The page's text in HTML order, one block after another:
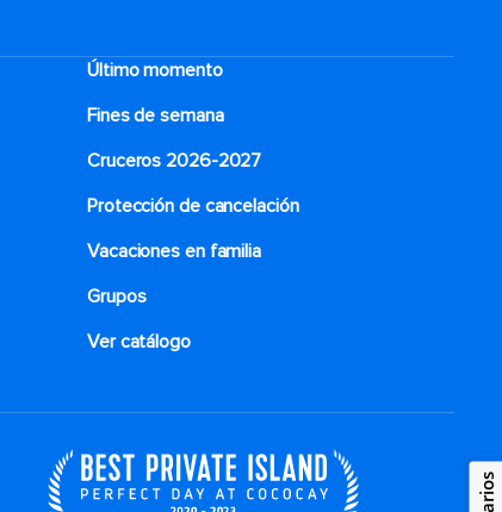
Último momento
Fines de semana
Cruceros 2026-2027
Protección de cancelación
Vacaciones en familia
Grupos
Ver catálogo